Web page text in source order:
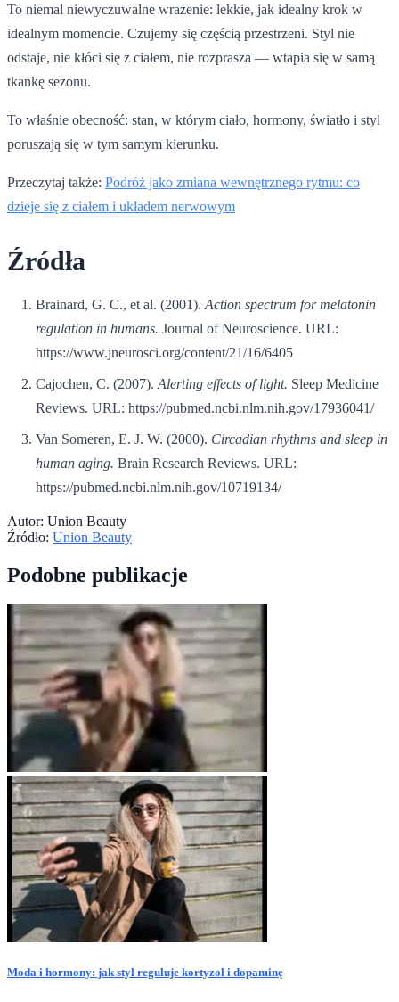
To niemal niewyczuwalne wrażenie: lekkie, jak idealny krok w
idealnym momencie. Czujemy się częścią przestrzeni. Styl nie
odstaje, nie kłóci się z ciałem, nie rozprasza — wtapia się w samą
tkankę sezonu.
To właśnie obecność: stan, w którym ciało, hormony, światło i styl
poruszają się w tym samym kierunku.
Przeczytaj także: Podróż jako zmiana wewnętrznego rytmu: co
dzieje się z ciałem i układem nerwowym
Źródła
Brainard, G. C., et al. (2001). Action spectrum for melatonin
regulation in humans. Journal of Neuroscience. URL:
https://www.jneurosci.org/content/21/16/6405
Cajochen, C. (2007). Alerting effects of light. Sleep Medicine
Reviews. URL: https://pubmed.ncbi.nlm.nih.gov/17936041/
Van Someren, E. J. W. (2000). Circadian rhythms and sleep in
human aging. Brain Research Reviews. URL:
https://pubmed.ncbi.nlm.nih.gov/10719134/
Autor: Union Beauty
Źródło: Union Beauty
Podobne publikacje
Moda i hormony: jak styl reguluje kortyzol i dopaminę